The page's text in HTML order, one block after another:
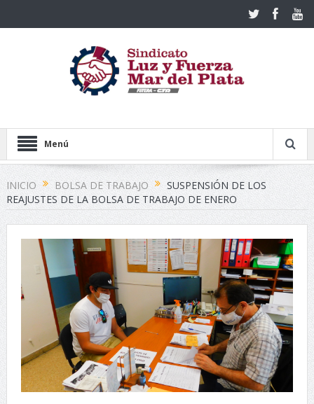
Menú
INICIO BOLSA DE TRABAJO
SUSPENSIÓN DE LOS
REAJUSTES DE LA BOLSA DE TRABAJO DE ENERO